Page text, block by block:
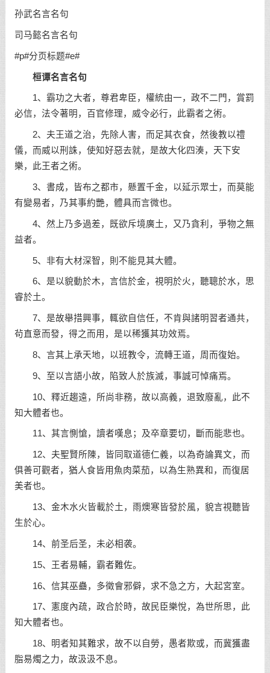
孙武名言名句
司马懿名言名句
#p#分页标题#e#
桓谭名言名句
1、霸功之大者，尊君卑臣，權統由一，政不二門，賞罰
必信，法令著明，百官修理，威令必行，此霸者之術。
2、夫王道之治，先除人害，而足其衣食，然後教以禮
儀，而威以刑誅，使知好惡去就，是故大化四湊，天下安
樂，此王者之術。
3、書成，皆布之都市，懸置千金，以延示眾士，而莫能
有變易者，乃其事約艷，體具而言微也。
4、然上乃多過差，既欲斥境廣土，又乃貪利，爭物之無
益者。
5、非有大材深智，則不能見其大體。
6、是以貌動於木，言信於金，視明於火，聽聰於水，思
睿於土。
7、是故舉措興事，輒欲 自信任，不肯與諸明習者通共，
茍直意而發，得之而用，是以稀獲其功效焉。
8、言其上承天地，以班教令，流轉王道，周而復始。
9、至以言語小故，陷致人於族滅，事誠可悼痛焉。
10、釋近趨遠，所尚非務，故以高義，退致廢亂，此不
知大體者也。
11、其言惻愴，讀者嘆息；及卒章要切，斷而能悲也。
12、夫聖賢所陳，皆同取道德仁義，以為奇論異文，而
俱善可觀者，猶人食皆用魚肉菜茄，以為生熟異和，而復居
美者也。
13、金木水火皆載於土，雨燠寒皆發於風，貌言視聽皆
生於心。
14、前圣后圣，未必相袭。
15、王者易輔，霸者難佐。
16、信其巫蠱，多徵會邪僻，求不急之方，大起宮室。
17、憲度內疏，政合於時，故民臣樂悅，為世所思，此
知大體者也。
18、明者知其難求，故不以自勞，愚者欺或，而冀獲盡
脂易燭之力，故汲汲不息。